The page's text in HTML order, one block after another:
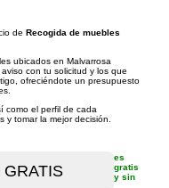
de Recogida de muebles
ubicados en Malvarrosa
con tu solicitud y los que
ofreciéndote un presupuesto
como el perfil de cada
tomar la mejor decisión.
es
gratis
y sin